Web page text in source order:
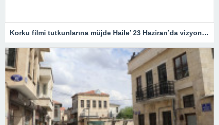
Korku filmi tutkunlarına müjde Haile’ 23 Haziran’da vizyonda